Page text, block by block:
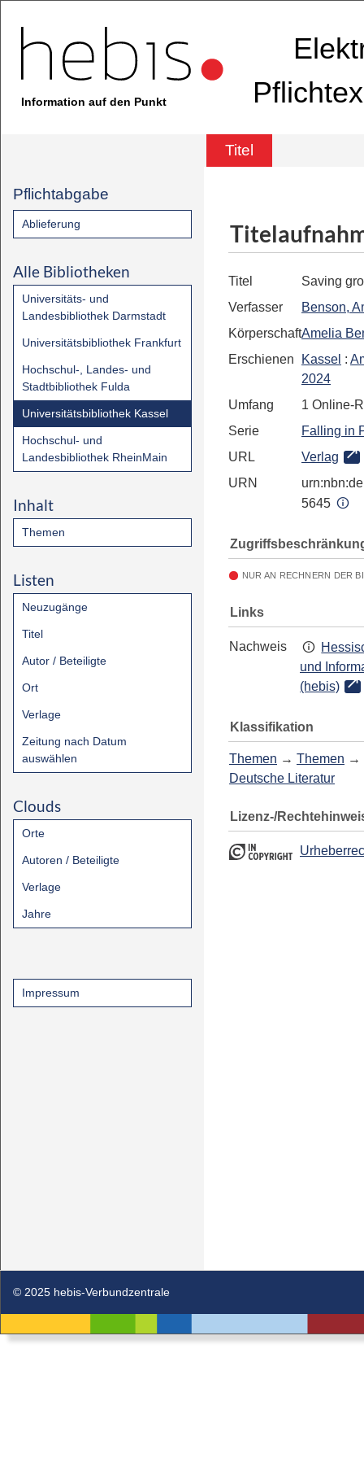
Information auf den Punkt
Titel
Pflichtabgabe
Ablieferung
Alle Bibliotheken
Universitäts- und
Landesbibliothek Darmstadt
Universitätsbibliothek Frankfurt
Hochschul-, Landes- und
Stadtbibliothek Fulda
Universitätsbibliothek Kassel
Hochschul- und
Landesbibliothek RheinMain
Inhalt
Themen
Listen
Neuzugänge
Titel
Autor / Beteiligte
Ort
Verlage
Zeitung nach Datum
auswählen
Clouds
Orte
Autoren / Beteiligte
Verlage
Jahre
Impressum
Titel
Saving
Verfasser
Benson,
KörperschaftAmelia
Erschienen
Kassel :
2024
Umfang
1 Online-
Serie
Falling in
URL
Verlag
URN
5645
NUR AN RECHNERN DER
Links
Nachweis
und
(hebis)
Klassifikation
Themen → Themen →
Deutsche Literatur
Lizenz-/
© 2025 hebis-Verbundzentrale